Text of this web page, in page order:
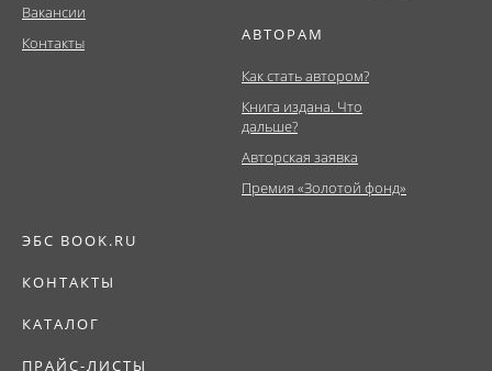
Вакансии
Контакты
АВТОРАМ
Как стать автором?
Книга издана. Что
дальше?
Авторская заявка
Премия «Золотой фонд»
ЭБС BOOK.RU
КОНТАКТЫ
КАТАЛОГ
ПРАЙС-ЛИСТЫ